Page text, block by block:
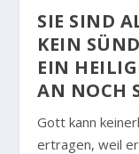
SIE SIND
KEIN
EIN
AN NOCH
Gott kann
ertragen, weil